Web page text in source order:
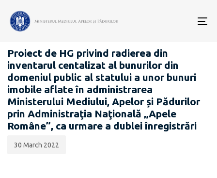
PROIECTE ACTE NORMATIVE
Proiect de HG privind radierea din
inventarul centalizat al bunurilor din
domeniul public al statului a unor bunuri
imobile aflate în administrarea
Ministerului Mediului, Apelor și Pădurilor
prin Administraţia Naţională „Apele
Române”, ca urmare a dublei înregistrări
publicării:
30 March 2022